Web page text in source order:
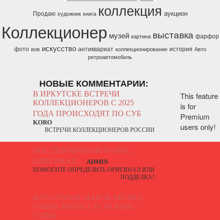
Продаю художник книга коллекция аукцион
Коллекционер музей картина выставка фарфор
фото вов искусство антиквариат коллекционирование история Авто
ретроавтомобиль
НОВЫЕ КОММЕНТАРИИ:
В ИРКУТСКЕ ВСТРЕЧИ
КОЛЛЕКЦИОНЕРОВ С 2025
ГОДА ПРОИСХОДЯТ ПО СУБ
KORO
ВСТРЕЧИ КОЛЛЕКЦИОНЕРОВ РОССИИ
ПОСЛЕВОЕННЫЙ ФАЯНС.
ОРИГИНАЛ.
ADMIN
ПОМОГИТЕ ОПРЕДЕЛИТЬ ОРИГИНАЛ ИЛИ
ПОДДЕЛКА?
КАТАЛОГОВ МАРОК MICHEL
ОЧЕНЬ МНОГО ЗА РАЗНЫЕ
ГОДЫ.
This feature
is for
Premium
users only!